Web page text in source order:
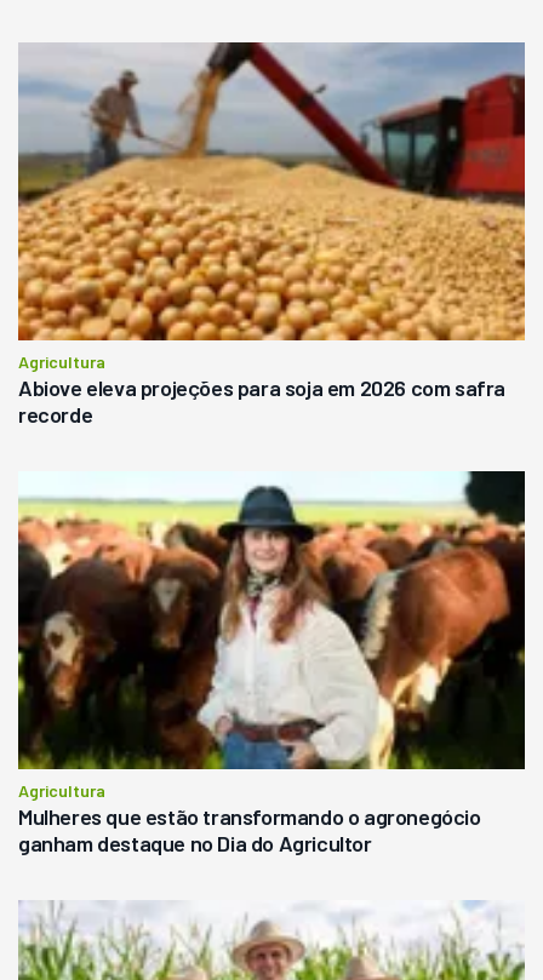
Agricultura
Abiove eleva projeções para soja em 2026 com safra
recorde
Agricultura
Mulheres que estão transformando o agronegócio
ganham destaque no Dia do Agricultor